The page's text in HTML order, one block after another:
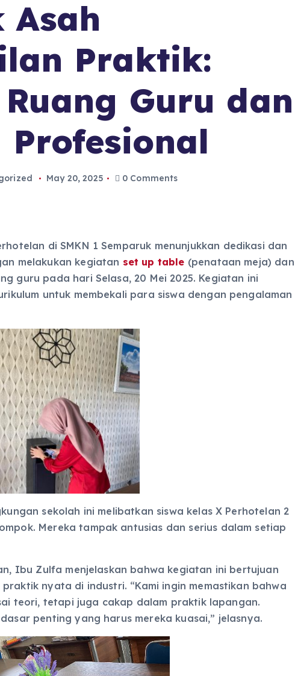
Asah
Praktik:
Guru dan
Profesional
May 20, 2025 0 Comments
di SMKN 1 Semparuk menunjukkan dedikasi dan
melakukan kegiatan set up table (penataan meja) dan
guru pada hari Selasa, 20 Mei 2025. Kegiatan ini
untuk membekali para siswa dengan pengalaman
sekolah ini melibatkan siswa kelas X Perhotelan 2
Mereka tampak antusias dan serius dalam setiap
Ibu Zulfa menjelaskan bahwa kegiatan ini bertujuan
nyata di industri. “Kami ingin memastikan bahwa
teori, tetapi juga cakap dalam praktik lapangan.
penting yang harus mereka kuasai,” jelasnya.